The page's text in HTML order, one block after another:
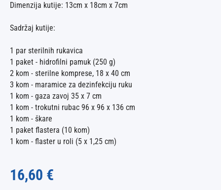
Dimenzija kutije: 13cm x 18cm x 7cm
Sadržaj kutije:
1 par sterilnih rukavica
1 paket - hidrofilni pamuk (250 g)
2 kom - sterilne komprese, 18 x 40 cm
3 kom - maramice za dezinfekciju ruku
1 kom - gaza zavoj 35 x 7 cm
1 kom - trokutni rubac 96 x 96 x 136 cm
1 kom - škare
1 paket flastera (10 kom)
1 kom - flaster u roli (5 x 1,25 cm)
16,60 €